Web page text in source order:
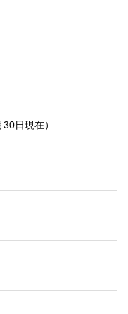
日現在）